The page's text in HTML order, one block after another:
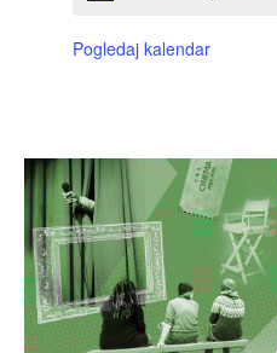
Pogledaj kalendar